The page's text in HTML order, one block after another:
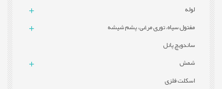
لوله
مفتول سیاه، توری مرغی، پشم شیشه
ساندویچ پانل
شمش
اسکلت فلزی